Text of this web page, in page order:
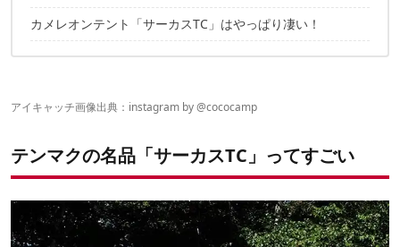
① 簡単に連結可能！「焚火タープTCコネクトヘキサ」
⑤ "基地感"MAX！「カンガルースタイル用テント」
カメレオンテント「サーカスTC」はやっぱり凄い！
アイキャッチ画像出典：instagram by @cococamp
テンマクの名品「サーカスTC」ってすごい